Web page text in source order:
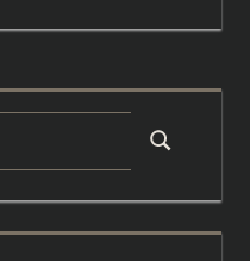
Suchen